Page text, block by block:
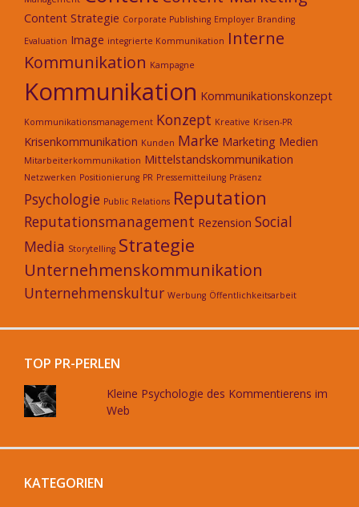
Content Strategie Corporate Publishing Employer Branding
Evaluation Image integrierte Kommunikation Interne
Kommunikation Kampagne
Kommunikation Kommunikationskonzept
Kommunikationsmanagement Konzept Kreative Krisen-PR
Krisenkommunikation Kunden Marke Marketing Medien
Mitarbeiterkommunikation Mittelstandskommunikation
Netzwerken Positionierung PR Pressemitteilung Präsenz
Psychologie Public Relations Reputation
Reputationsmanagement Rezension Social
Media Storytelling Strategie
Unternehmenskommunikation
Unternehmenskultur Werbung Öffentlichkeitsarbeit
TOP PR-PERLEN
Kleine Psychologie des Kommentierens im
Web
KATEGORIEN